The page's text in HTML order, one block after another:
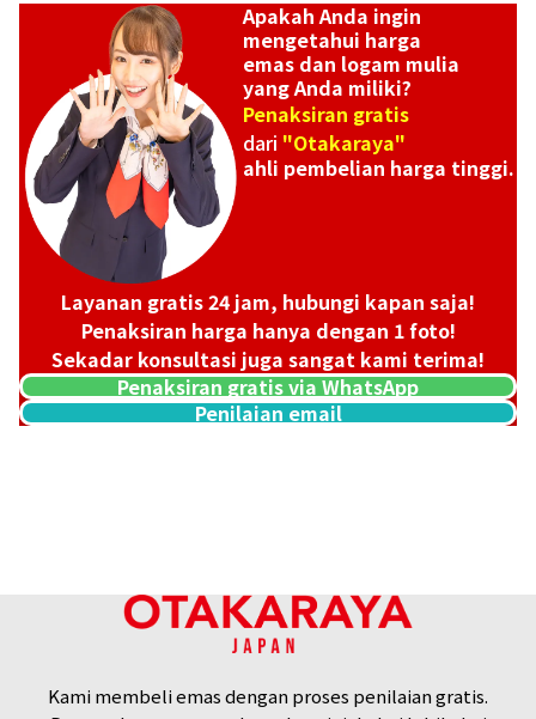
Referensi Harga Buyback
Apakah Anda ingin
mengetahui harga
emas dan logam mulia
yang Anda miliki?
Penaksiran gratis
dari "Otakaraya"
ahli pembelian harga tinggi.
Layanan gratis 24 jam, hubungi kapan saja!
Penaksiran harga hanya dengan 1 foto!
Sekadar konsultasi juga sangat kami terima!
Penaksiran gratis via WhatsApp
Penilaian email
Kami membeli emas dengan proses penilaian gratis.